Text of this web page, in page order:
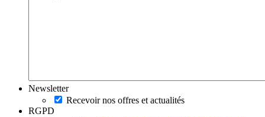
Newsletter
Recevoir nos offres et actualités
RGPD